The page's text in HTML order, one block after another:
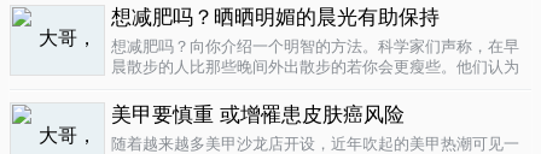
中国家向发达国家进展的过程中的必经之路吧，但是，人们
要为这种发展付出一定的代价，尤其..
想减肥吗？晒晒明媚的晨光有助保持
想减肥吗？向你介绍一个明智的方法。科学家们声称，在早
晨散步的人比那些晚间外出散步的若你会更瘦些。他们认为
国研究人员让54名男性和女性研究参与者在手腕上戴上监控
器，记录他们在一个星期内晒太阳..
美甲要慎重 或增罹患皮肤癌风险
随着越来越多美甲沙龙店开设，近年吹起的美甲热潮可见一